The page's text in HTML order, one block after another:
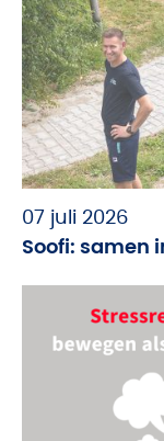
07 juli 2026
Soofi: samen